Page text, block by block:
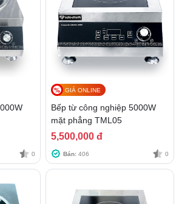
0
GIÁ ONLINE
Bếp từ công nghiệp 5000W
mặt phẳng TML05
5,500,000 đ
Bán: 406 0